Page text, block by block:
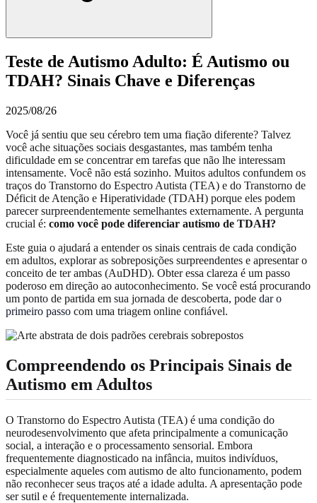
Teste de Autismo Adulto: É Autismo ou
TDAH? Sinais Chave e Diferenças
2025/08/26
Você já sentiu que seu cérebro tem uma fiação diferente? Talvez
você ache situações sociais desgastantes, mas também tenha
dificuldade em se concentrar em tarefas que não lhe interessam
intensamente. Você não está sozinho. Muitos adultos confundem os
traços do Transtorno do Espectro Autista (TEA) e do Transtorno de
Déficit de Atenção e Hiperatividade (TDAH) porque eles podem
parecer surpreendentemente semelhantes externamente. A pergunta
crucial é: como você pode diferenciar autismo de TDAH?
Este guia o ajudará a entender os sinais centrais de cada condição
em adultos, explorar as sobreposições surpreendentes e apresentar o
conceito de ter ambas (AuDHD). Obter essa clareza é um passo
poderoso em direção ao autoconhecimento. Se você está procurando
um ponto de partida em sua jornada de descoberta, pode dar o
primeiro passo com uma triagem online confiável.
Compreendendo os Principais Sinais de
Autismo em Adultos
O Transtorno do Espectro Autista (TEA) é uma condição do
neurodesenvolvimento que afeta principalmente a comunicação
social, a interação e o processamento sensorial. Embora
frequentemente diagnosticado na infância, muitos indivíduos,
especialmente aqueles com autismo de alto funcionamento, podem
não reconhecer seus traços até a idade adulta. A apresentação pode
ser sutil e é frequentemente internalizada.